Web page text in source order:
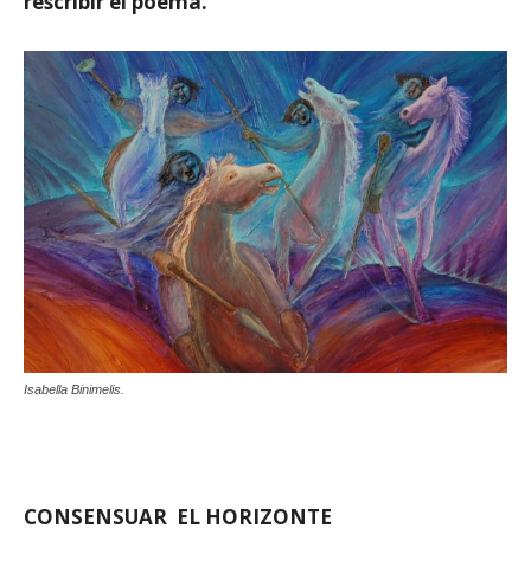
Isabella Binimelis.
CONSENSUAR EL HORIZONTE